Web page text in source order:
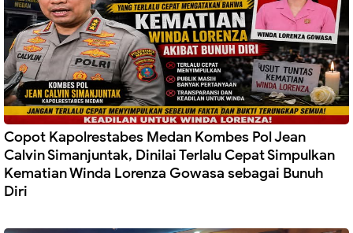
Copot Kapolrestabes Medan Kombes Pol Jean
Calvin Simanjuntak, Dinilai Terlalu Cepat Simpulkan
Kematian Winda Lorenza Gowasa sebagai Bunuh
Diri